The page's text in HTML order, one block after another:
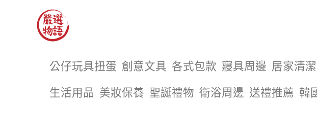
公仔玩具扭蛋 創意文具 各式包款 寢具周邊 居家清潔
生活用品 美妝保養 聖誕禮物 衛浴周邊 送禮推薦 韓